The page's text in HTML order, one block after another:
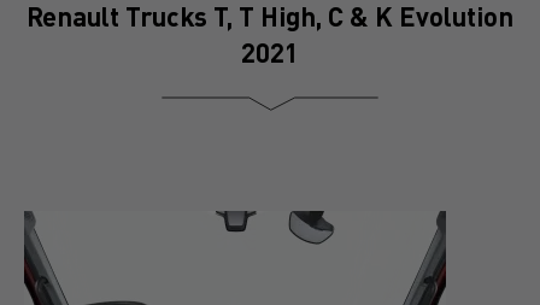
Renault Trucks T, T High, C & K Evolution
2021